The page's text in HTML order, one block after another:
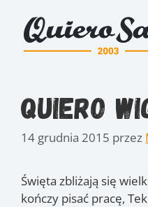
treści
Quiero
14 grudnia 2015 przez
Święta zbliżają się
kończy pisać pracę,